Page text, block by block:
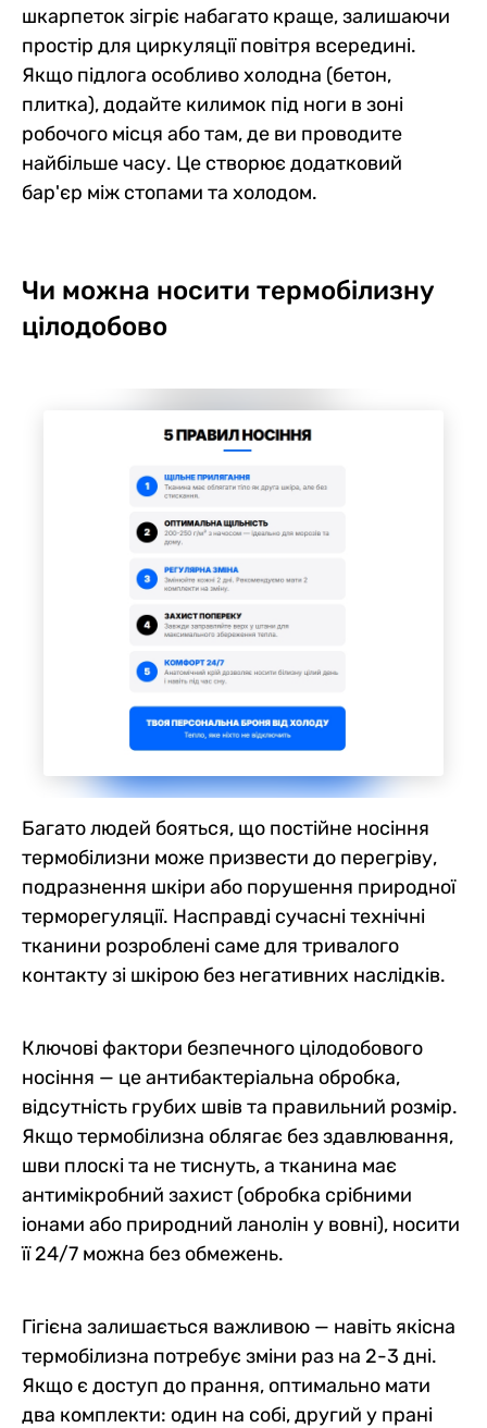
шкарпеток зігріє набагато краще, залишаючи
простір для циркуляції повітря всередині.
Якщо підлога особливо холодна (бетон,
плитка), додайте килимок під ноги в зоні
робочого місця або там, де ви проводите
найбільше часу. Це створює додатковий
бар'єр між стопами та холодом.
Чи можна носити термобілизну
цілодобово
Багато людей бояться, що постійне носіння
термобілизни може призвести до перегріву,
подразнення шкіри або порушення природної
терморегуляції. Насправді сучасні технічні
тканини розроблені саме для тривалого
контакту зі шкірою без негативних наслідків.
Ключові фактори безпечного цілодобового
носіння — це антибактеріальна обробка,
відсутність грубих швів та правильний розмір.
Якщо термобілизна облягає без здавлювання,
шви плоскі та не тиснуть, а тканина має
антимікробний захист (обробка срібними
іонами або природний ланолін у вовні), носити
її 24/7 можна без обмежень.
Гігієна залишається важливою — навіть якісна
термобілизна потребує зміни раз на 2-3 дні.
Якщо є доступ до прання, оптимально мати
два комплекти: один на собі, другий у прані